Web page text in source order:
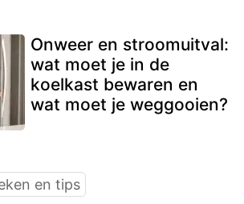
Onweer en stroomuitval:
wat moet je in de
koelkast bewaren en
wat moet je weggooien?
en tips